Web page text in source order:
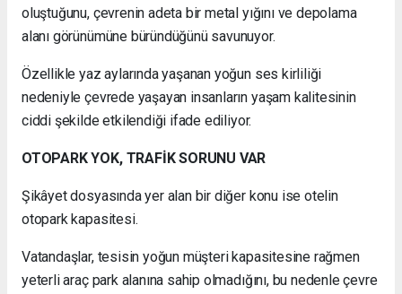
oluştuğunu, çevrenin adeta bir metal yığını ve depolama
alanı görünümüne büründüğünü savunuyor.
Özellikle yaz aylarında yaşanan yoğun ses kirliliği
nedeniyle çevrede yaşayan insanların yaşam kalitesinin
ciddi şekilde etkilendiği ifade ediliyor.
OTOPARK YOK, TRAFİK SORUNU VAR
Şikâyet dosyasında yer alan bir diğer konu ise otelin
otopark kapasitesi.
Vatandaşlar, tesisin yoğun müşteri kapasitesine rağmen
yeterli araç park alanına sahip olmadığını, bu nedenle çevre